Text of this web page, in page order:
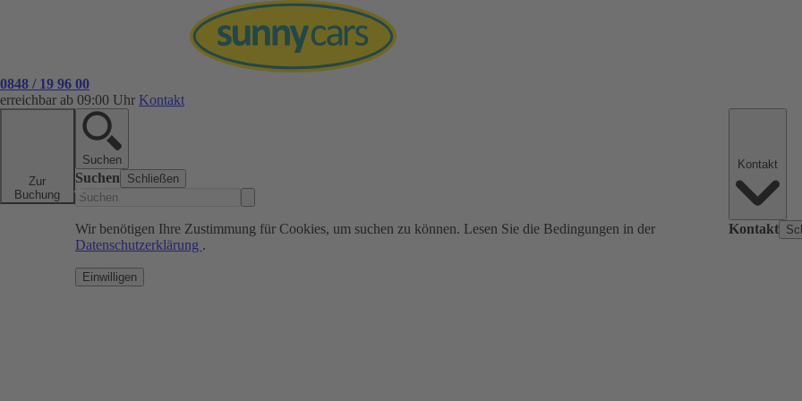
0848 / 19 96 00
erreichbar ab 09:00 Uhr Kontakt
Zur
Buchung
Suchen
Suchen Schließen
Wir benötigen Ihre Zustimmung für Cookies, um suchen zu können. Lesen Sie die Bedingungen in der
Datenschutzerklärung .
Einwilligen
Kontakt